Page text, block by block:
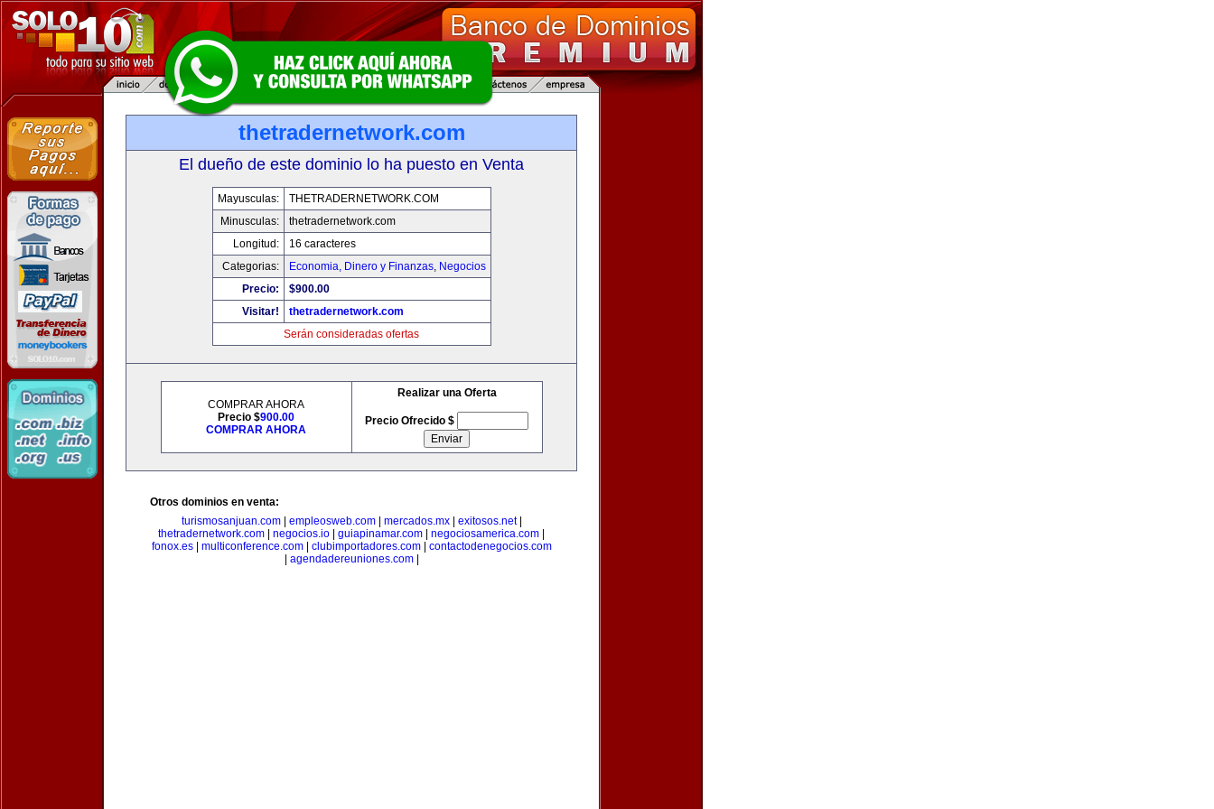
thetradernetwork.com
El dueño de este dominio lo ha puesto en Venta
Mayusculas:
THETRADERNETWORK.COM
Minusculas:
thetradernetwork.com
Longitud:
16 caracteres
Categorias:
Economia, Dinero y Finanzas, Negocios
Precio:
$900.00
Visitar!
thetradernetwork.com
Serán consideradas ofertas
COMPRAR AHORA
Precio $900.00
COMPRAR AHORA
Realizar una Oferta
Precio Ofrecido $
Otros dominios en venta:
turismosanjuan.com| empleosweb.com| mercados.mx| exitosos.net|
thetradernetwork.com
negocios.io guiapinamar.com negociosamerica.com
fonox.es| multiconference.com| clubimportadores.com| contactodenegocios.com
agendadereuniones.com|